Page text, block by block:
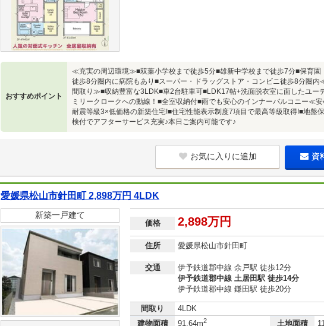
おすすめポイント
≪充実の周辺環境≫■双葉小学校まで徒歩5分■雄新中学校まで徒歩7分■保育園
徒歩8分圏内に病院もあり■スーパー・ドラッグストア・コンビニ徒歩8分圏
間取り≫■収納豊富な3LDK■車2台駐車可■LDK17帖+洗面脱衣室に面したユー
ミリークロークへの動線！■全室収納付■雨でも安心のインナーバルコニー≪
耐震等級3×低価格の新築住宅!■住宅性能表示制度7項目で最高等級取得!■地盤
検付でアフターサービス充実♪本日ご案内可能です♪
お気に入りに追加 資
愛媛県松山市針田町 2,898万円 4LDK
新築一戸建て
価格 2,898万円
住所 愛媛県松山市針田町
交通
伊予鉄道郡中線 余戸駅 徒歩12分
伊予鉄道郡中線 土居田駅 徒歩14分
伊予鉄道郡中線 鎌田駅 徒歩20分
間取り
4LDK
建物面積
91.64m2 土地面積